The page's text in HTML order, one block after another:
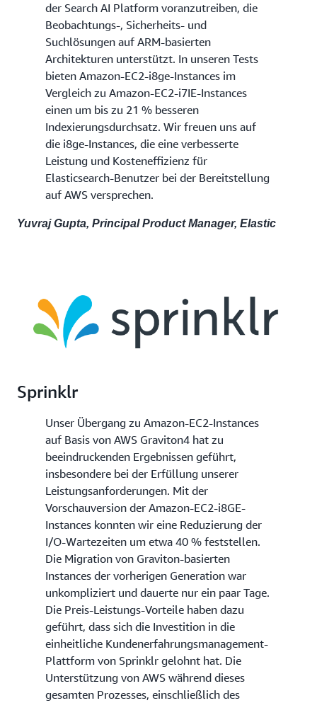
der Search AI Platform voranzutreiben, die
Beobachtungs-, Sicherheits- und
Suchlösungen auf ARM-basierten
Architekturen unterstützt. In unseren Tests
bieten Amazon-EC2-i8ge-Instances im
Vergleich zu Amazon-EC2-i7IE-Instances
einen um bis zu 21 % besseren
Indexierungsdurchsatz. Wir freuen uns auf
die i8ge-Instances, die eine verbesserte
Leistung und Kosteneffizienz für
Elasticsearch-Benutzer bei der Bereitstellung
auf AWS versprechen.
Yuvraj Gupta, Principal Product Manager, Elastic
Sprinklr
Unser Übergang zu Amazon-EC2-Instances
auf Basis von AWS Graviton4 hat zu
beeindruckenden Ergebnissen geführt,
insbesondere bei der Erfüllung unserer
Leistungsanforderungen. Mit der
Vorschauversion der Amazon-EC2-i8GE-
Instances konnten wir eine Reduzierung der
I/O-Wartezeiten um etwa 40 % feststellen.
Die Migration von Graviton-basierten
Instances der vorherigen Generation war
unkompliziert und dauerte nur ein paar Tage.
Die Preis-Leistungs-Vorteile haben dazu
geführt, dass sich die Investition in die
einheitliche Kundenerfahrungsmanagement-
Plattform von Sprinklr gelohnt hat. Die
Unterstützung von AWS während dieses
gesamten Prozesses, einschließlich des